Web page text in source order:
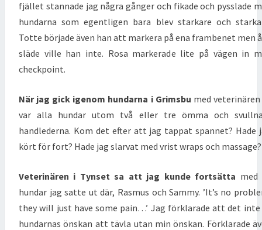
fjället stannade jag några gånger och fikade och pysslade
hundarna som egentligen bara blev starkare och
Totte började även han att markera på ena frambenet men
släde ville han inte. Rosa markerade lite på vägen in
checkpoint.
När jag gick igenom hundarna i Grimsbu med veterinären
var alla hundar utom två eller tre ömma och
handlederna. Kom det efter att jag tappat spannet? Hade
kört för fort? Hade jag slarvat med vrist wraps och massage?
Veterinären i Tynset sa att jag kunde fortsätta med
hundar jag satte ut där, Rasmus och Sammy. ’It’s no
they will just have some pain…’ Jag förklarade att det inte
hundarnas önskan att tävla utan min önskan. Förklarade